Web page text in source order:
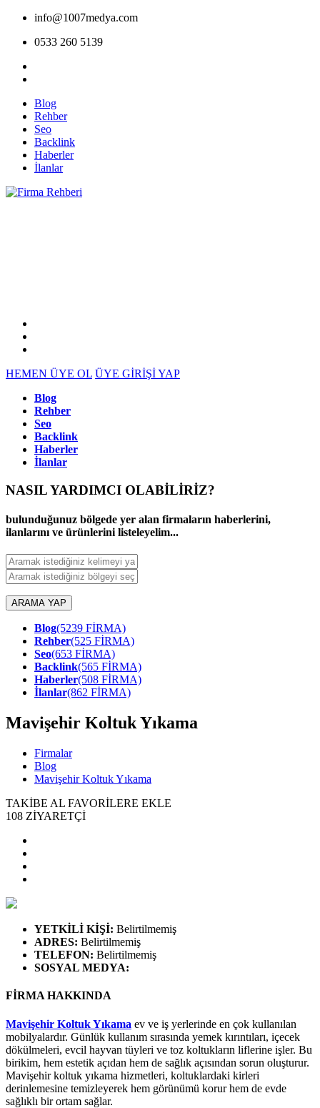
info@1007medya.com
0533 260 5139
Blog
Rehber
Seo
Backlink
Haberler
İlanlar
HEMEN ÜYE OL ÜYE GİRİŞİ YAP
Blog
Rehber
Seo
Backlink
Haberler
İlanlar
NASIL YARDIMCI OLABİLİRİZ?
bulunduğunuz bölgede yer alan firmaların haberlerini,
ilanlarını ve ürünlerini listeleyelim...
ARAMA YAP
Blog(5239 FİRMA)
Rehber(525 FİRMA)
Seo(653 FİRMA)
Backlink(565 FİRMA)
Haberler(508 FİRMA)
İlanlar(862 FİRMA)
Mavişehir Koltuk Yıkama
Firmalar
Blog
Mavişehir Koltuk Yıkama
TAKİBE AL FAVORİLERE EKLE
108 ZİYARETÇİ
YETKİLİ KİŞİ: Belirtilmemiş
ADRES: Belirtilmemiş
TELEFON: Belirtilmemiş
SOSYAL MEDYA:
FİRMA HAKKINDA
Mavişehir Koltuk Yıkama ev ve iş yerlerinde en çok kullanılan
mobilyalardır. Günlük kullanım sırasında yemek kırıntıları, içecek
dökülmeleri, evcil hayvan tüyleri ve toz koltukların liflerine işler. Bu
birikim, hem estetik açıdan hem de sağlık açısından sorun oluşturur.
Mavişehir koltuk yıkama hizmetleri, koltuklardaki kirleri
derinlemesine temizleyerek hem görünümü korur hem de evde
sağlıklı bir ortam sağlar.